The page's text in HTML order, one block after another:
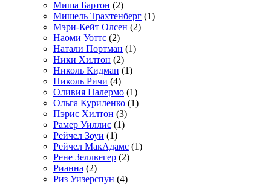
Миша Бартон (2)
Мишель Трахтенберг (1)
Мэри-Кейт Олсен (2)
Наоми Уоттс (2)
Натали Портман (1)
Ники Хилтон (2)
Николь Кидман (1)
Николь Ричи (4)
Оливия Палермо (1)
Ольга Куриленко (1)
Пэрис Хилтон (3)
Рамер Уиллис (1)
Рейчел Зоуи (1)
Рейчел МакАдамс (1)
Рене Зеллвегер (2)
Рианна (2)
Риз Уизерспун (4)